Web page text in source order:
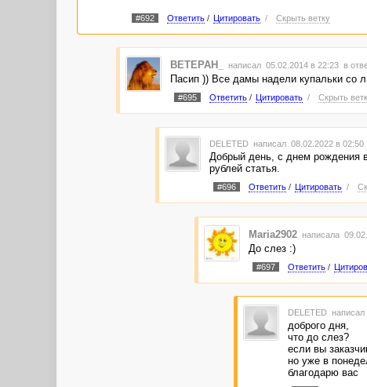
#692 Ответить/ Цитировать / Скрыть ветку
BETEPAH_ написал 05.02.2014 в 22:23 в
Пасип )) Все дамы надели купальки со
#695 Ответить/ Цитировать / Скрыть
DELETED написал 08.02.2022 в 02:50
Добрый день, с днем рождения
рублей статья.
#696 Ответить/ Цитировать /
Maria2902 написала
До слез :)
#697 Ответить/
DELETED
доброго дня,
что до слез?
если вы
но уже в
благодарю вас